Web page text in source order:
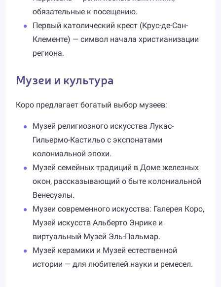
обязательные к посещению.
Первый католический крест (Крус-де-Сан-
Клементе) — символ начала христианизации
региона.
Музеи и культура
Коро предлагает богатый выбор музеев:
Музей религиозного искусства Лукас-
Гильермо-Кастильо с экспонатами
колониальной эпохи.
Музей семейных традиций в Доме железных
окон, рассказывающий о быте колониальной
Венесуэлы.
Музеи современного искусства: Галерея Коро,
Музей искусств Альберто Энрике и
виртуальный Музей Эль-Пальмар.
Музей керамики и Музей естественной
истории — для любителей науки и ремесел.